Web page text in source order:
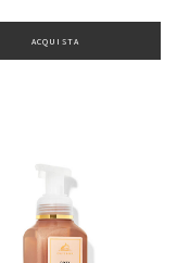
ACQUISTA